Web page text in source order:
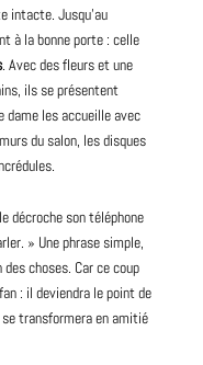
intacte. Jusqu’au
à la bonne porte : celle
. Avec des fleurs et une
ils se présentent
les accueille avec
du salon, les disques
décroche son téléphone
» Une phrase simple,
choses. Car ce coup
: il deviendra le point de
se transformera en amitié